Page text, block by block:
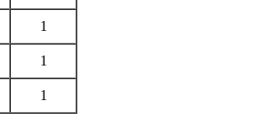
1
1
1